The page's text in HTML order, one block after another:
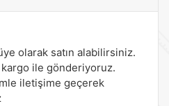
olarak satın alabilirsiniz.
ile gönderiyoruz.
iletişime geçerek